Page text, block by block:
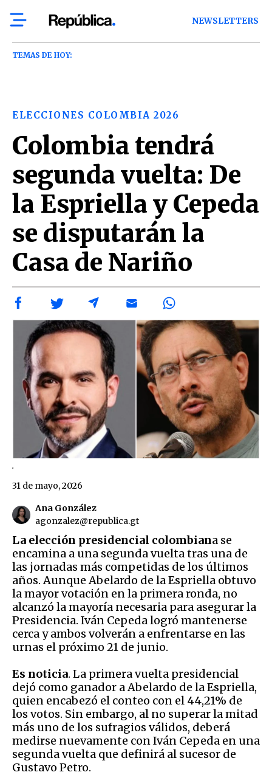
NEWSLETTERS
TEMAS DE HOY:
ELECCIONES COLOMBIA 2026
Colombia tendrá
segunda vuelta: De
la Espriella y Cepeda
se disputarán la
Casa de Nariño
.
Ana González
agonzalez@republica.gt
31 de mayo, 2026
La elección presidencial colombiana se
encamina a una segunda vuelta tras una de
las jornadas más competidas de los últimos
años. Aunque Abelardo de la Espriella obtuvo
la mayor votación en la primera ronda, no
alcanzó la mayoría necesaria para asegurar la
Presidencia. Iván Cepeda logró mantenerse
cerca y ambos volverán a enfrentarse en las
urnas el próximo 21 de junio.
Es noticia. La primera vuelta presidencial
dejó como ganador a Abelardo de la Espriella,
quien encabezó el conteo con el 44,21% de
los votos. Sin embargo, al no superar la mitad
más uno de los sufragios válidos, deberá
medirse nuevamente con Iván Cepeda en una
segunda vuelta que definirá al sucesor de
Gustavo Petro.